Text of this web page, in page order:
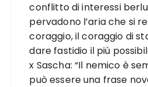
conflitto di interessi
pervadono l’aria che si
coraggio, il coraggio di
dare fastidio il più
x Sascha: “Il nemico è
può essere una frase